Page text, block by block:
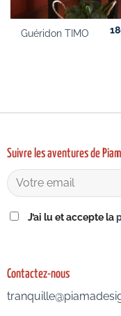
Guéridon TIMO
Suivre les aventures de
J’ai lu et accepte la
Contactez-nous